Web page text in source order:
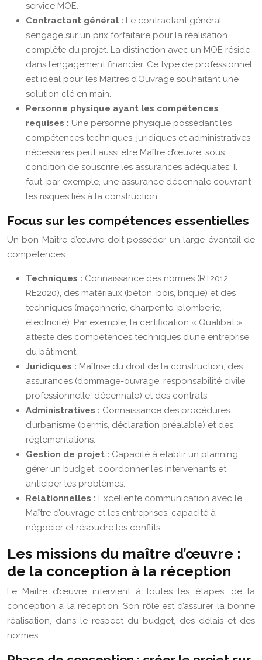
service MOE.
Contractant général : Le contractant général
s’engage sur un prix forfaitaire pour la réalisation
complète du projet. La distinction avec un MOE réside
dans l’engagement financier. Ce type de professionnel
est idéal pour les Maîtres d’Ouvrage souhaitant une
solution clé en main.
Personne physique ayant les compétences
requises : Une personne physique possédant les
compétences techniques, juridiques et administratives
nécessaires peut aussi être Maître d’œuvre, sous
condition de souscrire les assurances adéquates. Il
faut, par exemple, une assurance décennale couvrant
les risques liés à la construction.
Focus sur les compétences essentielles
Un bon Maître d’œuvre doit posséder un large éventail de
compétences :
Techniques : Connaissance des normes (RT2012,
RE2020), des matériaux (béton, bois, brique) et des
techniques (maçonnerie, charpente, plomberie,
électricité). Par exemple, la certification « Qualibat »
atteste des compétences techniques d’une entreprise
du bâtiment.
Juridiques : Maîtrise du droit de la construction, des
assurances (dommage-ouvrage, responsabilité civile
professionnelle, décennale) et des contrats.
Administratives : Connaissance des procédures
d’urbanisme (permis, déclaration préalable) et des
réglementations.
Gestion de projet : Capacité à établir un planning,
gérer un budget, coordonner les intervenants et
anticiper les problèmes.
Relationnelles : Excellente communication avec le
Maître d’ouvrage et les entreprises, capacité à
négocier et résoudre les conflits.
Les missions du maître d’œuvre :
de la conception à la réception
Le Maître d’œuvre intervient à toutes les étapes, de la
conception à la réception. Son rôle est d’assurer la bonne
réalisation, dans le respect du budget, des délais et des
normes.